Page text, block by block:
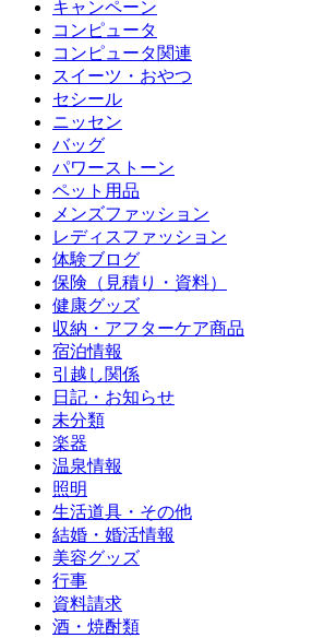
キャンペーン
コンピュータ
コンピュータ関連
スイーツ・おやつ
セシール
ニッセン
バッグ
パワーストーン
ペット用品
メンズファッション
レディスファッション
体験ブログ
保険（見積り・資料）
健康グッズ
収納・アフターケア商品
宿泊情報
引越し関係
日記・お知らせ
未分類
楽器
温泉情報
照明
生活道具・その他
結婚・婚活情報
美容グッズ
行事
資料請求
酒・焼酎類